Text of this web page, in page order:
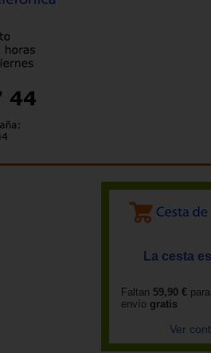
La cesta
Faltan 59,90 €
envío gratis
Ver